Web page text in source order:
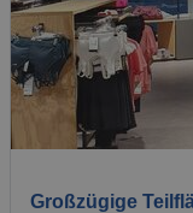
Großzügige